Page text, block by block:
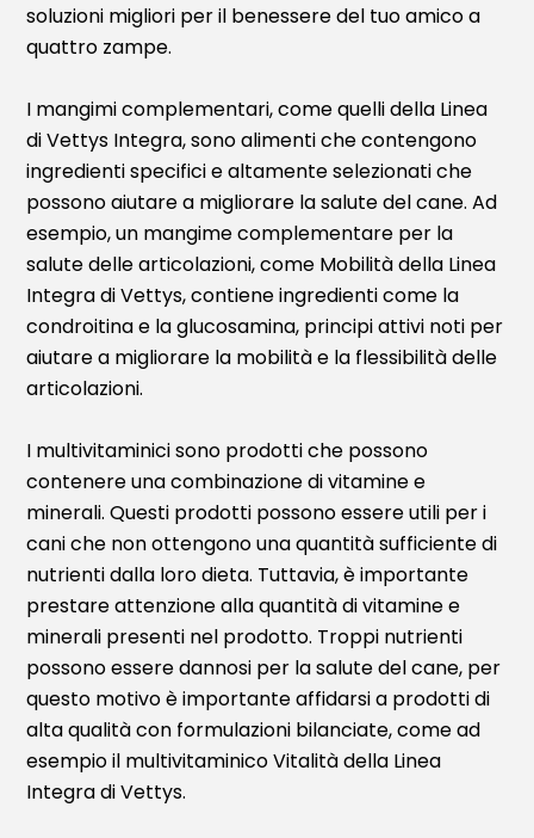
soluzioni migliori per il benessere del tuo amico a
quattro zampe.
I mangimi complementari, come quelli della Linea
di Vettys Integra, sono alimenti che contengono
ingredienti specifici e altamente selezionati che
possono aiutare a migliorare la salute del cane. Ad
esempio, un mangime complementare per la
salute delle articolazioni, come Mobilità della Linea
Integra di Vettys, contiene ingredienti come la
condroitina e la glucosamina, principi attivi noti per
aiutare a migliorare la mobilità e la flessibilità delle
articolazioni.
I multivitaminici sono prodotti che possono
contenere una combinazione di vitamine e
minerali. Questi prodotti possono essere utili per i
cani che non ottengono una quantità sufficiente di
nutrienti dalla loro dieta. Tuttavia, è importante
prestare attenzione alla quantità di vitamine e
minerali presenti nel prodotto. Troppi nutrienti
possono essere dannosi per la salute del cane, per
questo motivo è importante affidarsi a prodotti di
alta qualità con formulazioni bilanciate, come ad
esempio il multivitaminico Vitalità della Linea
Integra di Vettys.